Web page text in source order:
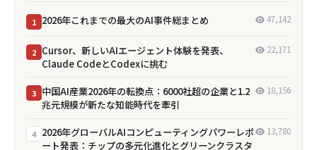
1 2026年これまでの最大のAI事件総まとめ 47,142
2 Cursor、新しいAIエージェント体験を発表、
Claude CodeとCodexに挑む
22,171
3 中国AI産業2026年の転換点：6000社超の企業と1.2
兆元規模が新たな知能時代を牽引
18,156
4 2026年グローバルAIコンピューティングパワーレポ
ート発表：チップの多元化進化とグリーンクラスタ
13,780